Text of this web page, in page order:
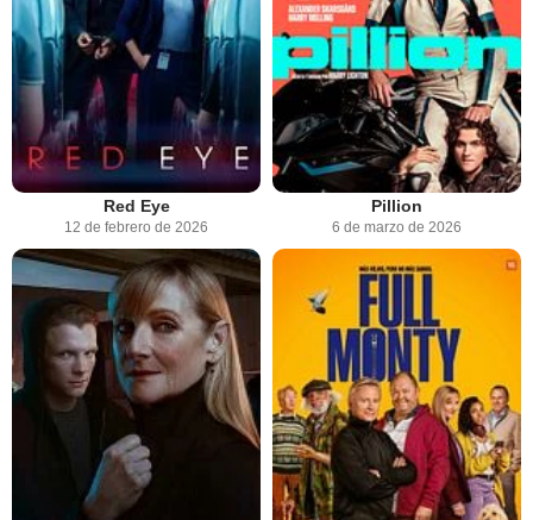
Red Eye
12 de febrero de 2026
Pillion
6 de marzo de 2026